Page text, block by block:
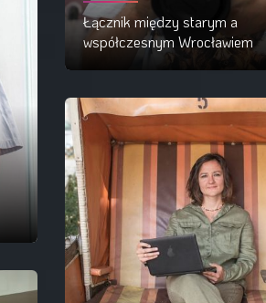
Łącznik między starym a
współczesnym Wrocławiem
Czytaj więcej